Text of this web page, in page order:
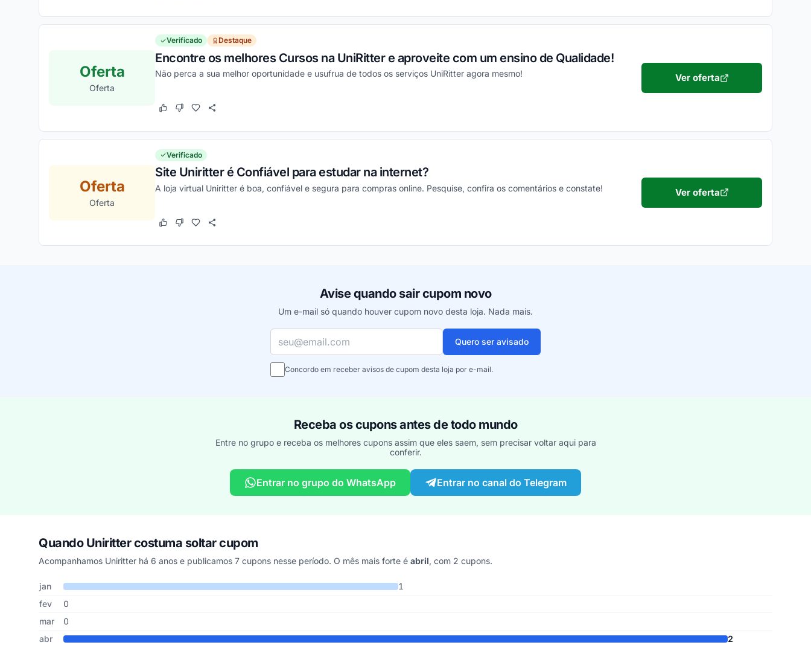
Oferta
Oferta
Verificado Destaque
Encontre os melhores Cursos na UniRitter e aproveite com um ensino de Qualidade!
Não perca a sua melhor oportunidade e usufrua de todos os serviços UniRitter agora mesmo!
Este cupom funcionou
Este cupom não funcionou
Ver oferta
Oferta
Oferta
Verificado
Site Uniritter é Confiável para estudar na internet?
A loja virtual Uniritter é boa, confiável e segura para compras online. Pesquise, confira os comentários e constate!
Este cupom funcionou
Este cupom não funcionou
Ver oferta
Avise quando sair cupom novo
Um e-mail só quando houver cupom novo desta loja. Nada mais.
Quero ser avisado
Concordo em receber avisos de cupom desta loja por e-mail.
Receba os cupons antes de todo mundo
Entre no grupo e receba os melhores cupons assim que eles saem, sem precisar voltar aqui para
conferir.
Entrar no grupo do WhatsApp Entrar no canal do Telegram
Quando Uniritter costuma soltar cupom
Acompanhamos Uniritter há 6 anos e publicamos 7 cupons nesse período. O mês mais forte é abril, com 2 cupons.
Cupons de Uniritter publicados por mês, somando os últimos 6 anos
Mês Cupons publicadosDesconto médio
jan
1
fev
0
mar
0
abr
2